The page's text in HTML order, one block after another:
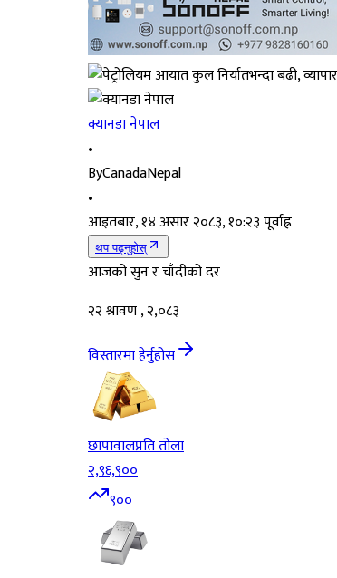
क्यानडा नेपाल
•
ByCanadaNepal
•
आइतबार, १४ असार २०८३, १०:२३ पूर्वाह्न
थप पढ्नुहोस्
आजको सुन र चाँदीको दर
२२ श्रावण , २,०८३
विस्तारमा हेर्नुहोस
छापावालप्रति तोला
२,९६,९००
९००